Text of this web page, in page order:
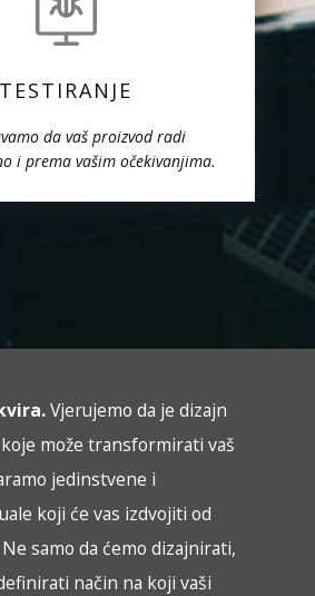
TESTIRANJE
da vaš proizvod radi
i prema vašim očekivanjima.
Vjerujemo da je dizajn
može transformirati vaš
jedinstvene i
koji će vas izdvojiti od
samo da ćemo dizajnirati,
način na koji vaši